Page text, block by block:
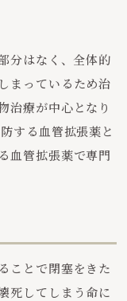
分はなく、全体的
まっているため治
治療が中心となり
する血管拡張薬と
血管拡張薬で専門
ことで閉塞をきた
死してしまう命に